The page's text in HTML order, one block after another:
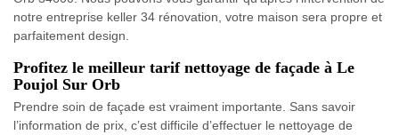
notre entreprise keller 34 rénovation, votre maison sera propre et
parfaitement design.
Profitez le meilleur tarif nettoyage de façade à Le
Poujol Sur Orb
Prendre soin de façade est vraiment importante. Sans savoir
l’information de prix, c’est difficile d’effectuer le nettoyage de